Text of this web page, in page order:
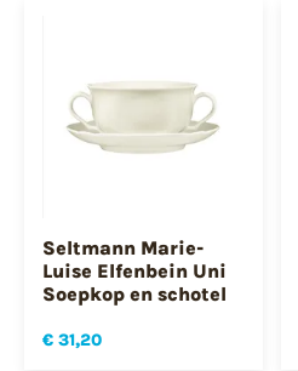
Seltmann Marie-
Luise Elfenbein Uni
Soepkop en schotel
€ 31,20